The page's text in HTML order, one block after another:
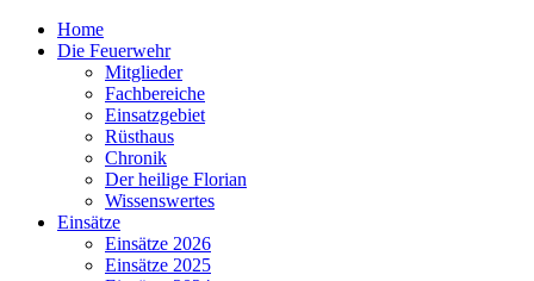
Home
Die Feuerwehr
Mitglieder
Fachbereiche
Einsatzgebiet
Rüsthaus
Chronik
Der heilige Florian
Wissenswertes
Einsätze
Einsätze 2026
Einsätze 2025